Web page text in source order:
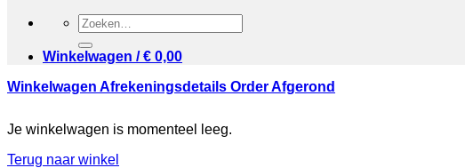
Zoeken
naar:
Winkelwagen /€ 0,00
Winkelwagen Afrekeningsdetails Order Afgerond
Je winkelwagen is momenteel leeg.
Terug naar winkel